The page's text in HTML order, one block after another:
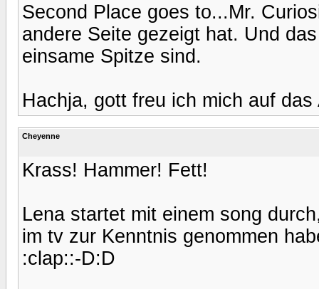
Second Place goes to...Mr.
andere Seite gezeigt hat. Und
einsame Spitze sind.
Hachja, gott freu ich mich auf das
Cheyenne
Krass! Hammer! Fett!
Lena startet mit einem song
im tv zur Kenntnis genommen
:clap::-D:D